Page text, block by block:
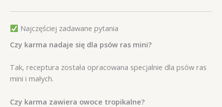
Najczęściej zadawane pytania
Czy karma nadaje się dla psów ras mini?
Tak, receptura została opracowana specjalnie dla psów ras
mini i małych.
Czy karma zawiera owoce tropikalne?